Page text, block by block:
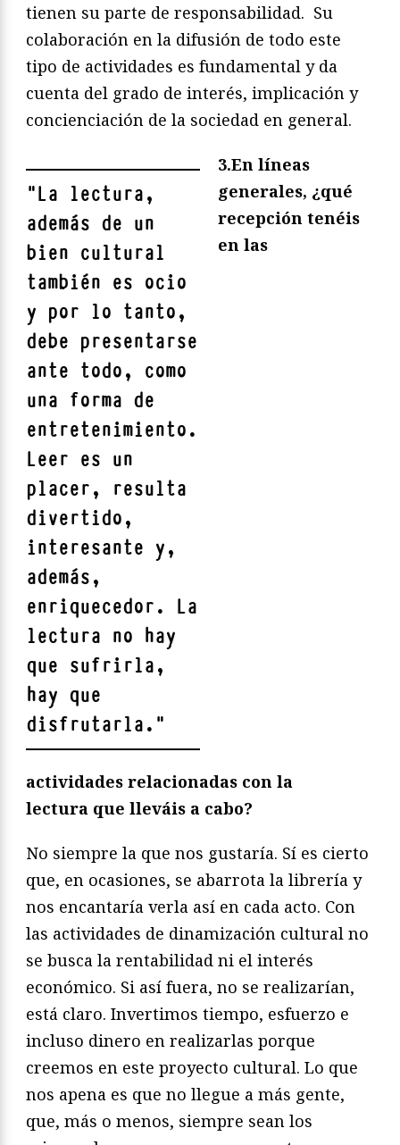
tienen su parte de responsabilidad. Su
colaboración en la difusión de todo este
tipo de actividades es fundamental y da
cuenta del grado de interés, implicación y
concienciación de la sociedad en general.
"La lectura,
además de un
bien cultural
también es ocio
y por lo tanto,
debe presentarse
ante todo, como
una forma de
entretenimiento.
Leer es un
placer, resulta
divertido,
interesante y,
además,
enriquecedor. La
lectura no hay
que sufrirla,
hay que
disfrutarla. "
3.En líneas
generales, ¿qué
recepción tenéis
en las
actividades relacionadas con la
lectura que lleváis a cabo?
No siempre la que nos gustaría. Sí es cierto
que, en ocasiones, se abarrota la librería y
nos encantaría verla así en cada acto. Con
las actividades de dinamización cultural no
se busca la rentabilidad ni el interés
económico. Si así fuera, no se realizarían,
está claro. Invertimos tiempo, esfuerzo e
incluso dinero en realizarlas porque
creemos en este proyecto cultural. Lo que
nos apena es que no llegue a más gente,
que, más o menos, siempre sean los